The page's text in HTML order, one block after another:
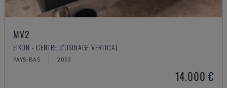
MV2
EIKON - CENTRE D'USINAGE VERTICAL
PAYS-BAS 2003
14.000 €